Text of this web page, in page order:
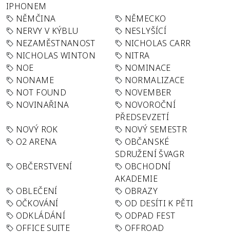
IPHONEM
NĚMČINA
NĚMECKO
NERVY V KÝBLU
NESLYŠÍCÍ
NEZAMĚSTNANOST
NICHOLAS CARR
NICHOLAS WINTON
NITRA
NOE
NOMINACE
NONAME
NORMALIZACE
NOT FOUND
NOVEMBER
NOVINAŘINA
NOVOROČNÍ
PŘEDSEVZETÍ
NOVÝ ROK
NOVÝ SEMESTR
O2 ARENA
OBČANSKÉ
SDRUŽENÍ ŠVAGR
OBČERSTVENÍ
OBCHODNÍ
AKADEMIE
OBLEČENÍ
OBRAZY
OČKOVÁNÍ
OD DESÍTI K PĚTI
ODKLÁDÁNÍ
ODPAD FEST
OFFICE SUITE
OFFROAD